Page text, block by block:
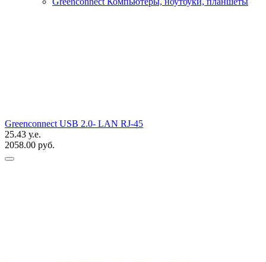
Greenconnect USB 2.0- LAN RJ-45
25.43 у.е.
2058.00 руб.